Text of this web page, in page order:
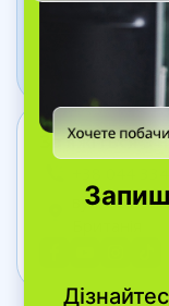
Зв’яжіться з
вул. Bell